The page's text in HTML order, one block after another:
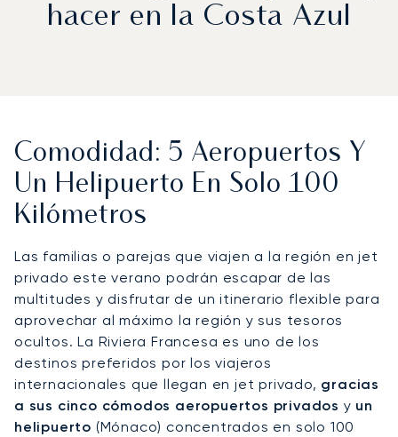
hacer en la Costa Azul
Comodidad: 5 Aeropuertos Y
Un Helipuerto En Solo 100
Kilómetros
Las familias o parejas que viajen a la región en jet
privado este verano podrán escapar de las
multitudes y disfrutar de un itinerario flexible para
aprovechar al máximo la región y sus tesoros
ocultos. La Riviera Francesa es uno de los
destinos preferidos por los viajeros
internacionales que llegan en jet privado, gracias
a sus cinco cómodos aeropuertos privados y un
helipuerto (Mónaco) concentrados en solo 100